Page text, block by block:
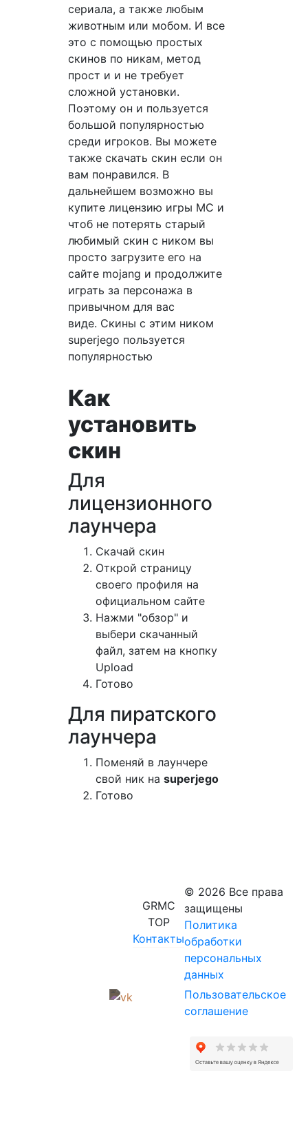
сериала, а также любым
животным или мобом. И все
это с помощью простых
скинов по никам, метод
прост и и не требует
сложной установки.
Поэтому он и пользуется
большой популярностью
среди игроков. Вы можете
также скачать скин если он
вам понравился. В
дальнейшем возможно вы
купите лицензию игры MC и
чтоб не потерять старый
любимый скин с ником вы
просто загрузите его на
сайте mojang и продолжите
играть за персонажа в
привычном для вас
виде. Скины с этим ником
superjego пользуется
популярностью
Как
установить
скин
Для
лицензионного
лаунчера
Cкачай скин
Открой страницу
своего профиля на
официальном сайте
Нажми "обзор" и
выбери скачанный
файл, затем на кнопку
Upload
Готово
Для пиратского
лаунчера
Поменяй в лаунчере
свой ник на superjego
Готово
GRMC
TOP
Контакты
© 2026 Все права
защищены
Политика
обработки
персональных
данных
Пользовательское
соглашение